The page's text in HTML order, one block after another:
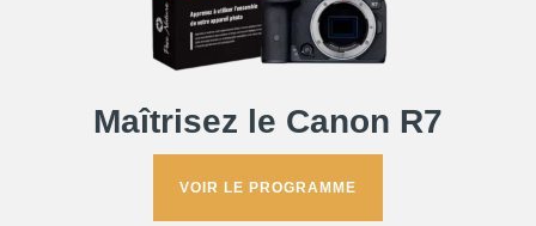
Maîtrisez le Canon R7
VOIR LE PROGRAMME